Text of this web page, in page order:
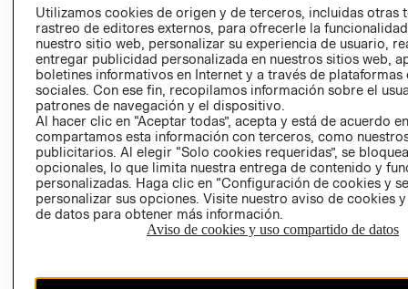
RELACIÓN CON
INVERSIONISTAS
POLÍTICA
EMPRESARIAL
- RETIRO EN
TIENDA
TÉRMINOS Y
CONDICIONES
AVISO DE
PRIVACIDAD
GIFT CARD
AVISO DE
COOKIES
Utilizamos cookies de origen y de terceros, incluidas otras
rastreo de editores externos, para ofrecerle la
nuestro sitio web, personalizar su experiencia de usuario,
entregar publicidad personalizada en nuestros sitios web,
boletines informativos en Internet y a través de plataformas
sociales. Con ese fin, recopilamos información sobre el
patrones de navegación y el dispositivo.
Al hacer clic en “Aceptar todas”, acepta y está de acuerdo
compartamos esta información con terceros, como
publicitarios. Al elegir “Solo cookies requeridas”, se
opcionales, lo que limita nuestra entrega de contenido y
personalizadas. Haga clic en “Configuración de cookies y
personalizar sus opciones. Visite nuestro aviso de cookies
de datos para obtener más información.
Aviso de cookies y uso compartido de datos